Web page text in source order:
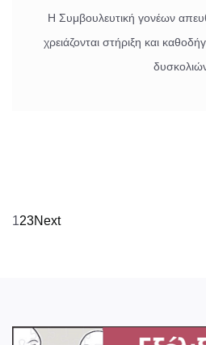
Η Συμβουλευτική γονέων
χρειάζονται στήριξη και
123Next